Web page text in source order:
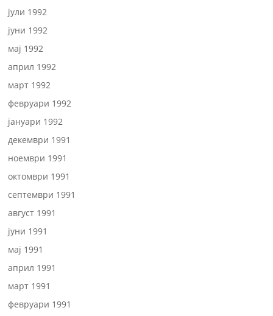
јули 1992
јуни 1992
мај 1992
април 1992
март 1992
февруари 1992
јануари 1992
декември 1991
ноември 1991
октомври 1991
септември 1991
август 1991
јуни 1991
мај 1991
април 1991
март 1991
февруари 1991